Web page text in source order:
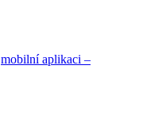
mobilní aplikaci –